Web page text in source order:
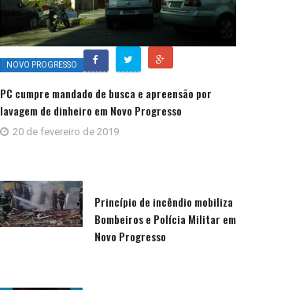
NOVO PROGRESSO
PC cumpre mandado de busca e apreensão por
lavagem de dinheiro em Novo Progresso
20 de fevereiro de 2019
Princípio de incêndio mobiliza
Bombeiros e Polícia Militar em
Novo Progresso